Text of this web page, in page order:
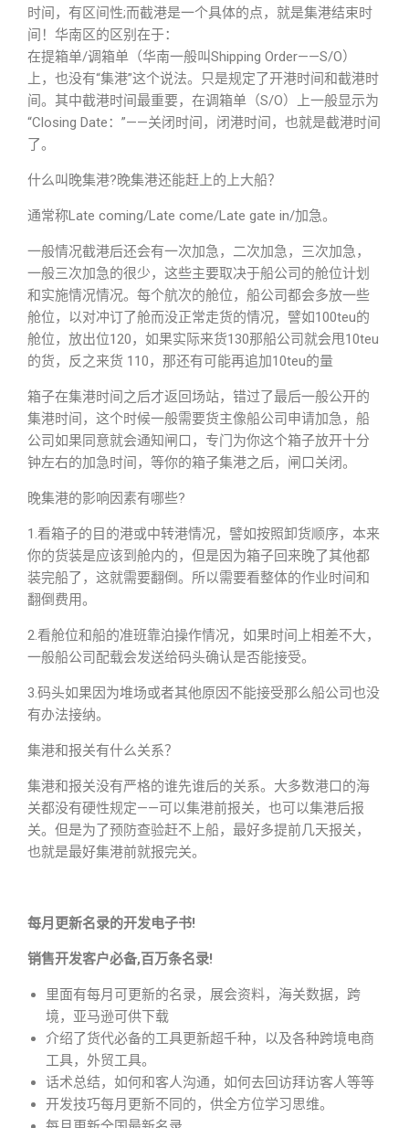
时间，有区间性;而截港是一个具体的点，就是集港结束时
间！华南区的区别在于：
在提箱单/调箱单（华南一般叫Shipping Order——S/O）
上，也没有“集港”这个说法。只是规定了开港时间和截港时
间。其中截港时间最重要，在调箱单（S/O）上一般显示为
“Closing Date：”——关闭时间，闭港时间，也就是截港时间
了。
什么叫晚集港?晚集港还能赶上的上大船？
通常称Late coming/Late come/Late gate in/加急。
一般情况截港后还会有一次加急，二次加急，三次加急，
一般三次加急的很少，这些主要取决于船公司的舱位计划
和实施情况情况。每个航次的舱位，船公司都会多放一些
舱位，以对冲订了舱而没正常走货的情况，譬如100teu的
舱位，放出位120，如果实际来货130那船公司就会甩10teu
的货，反之来货 110，那还有可能再追加10teu的量
箱子在集港时间之后才返回场站，错过了最后一般公开的
集港时间，这个时候一般需要货主像船公司申请加急，船
公司如果同意就会通知闸口，专门为你这个箱子放开十分
钟左右的加急时间，等你的箱子集港之后，闸口关闭。
晚集港的影响因素有哪些?
1.看箱子的目的港或中转港情况，譬如按照卸货顺序，本来
你的货装是应该到舱内的，但是因为箱子回来晚了其他都
装完船了，这就需要翻倒。所以需要看整体的作业时间和
翻倒费用。
2.看舱位和船的准班靠泊操作情况，如果时间上相差不大，
一般船公司配载会发送给码头确认是否能接受。
3.码头如果因为堆场或者其他原因不能接受那么船公司也没
有办法接纳。
集港和报关有什么关系？
集港和报关没有严格的谁先谁后的关系。大多数港口的海
关都没有硬性规定——可以集港前报关，也可以集港后报
关。但是为了预防查验赶不上船，最好多提前几天报关，
也就是最好集港前就报完关。
每月更新名录的开发电子书!
销售开发客户必备,百万条名录!
里面有每月可更新的名录，展会资料，海关数据，跨
境，亚马逊可供下载
介绍了货代必备的工具更新超千种，以及各种跨境电商
工具，外贸工具。
话术总结，如何和客人沟通，如何去回访拜访客人等等
开发技巧每月更新不同的，供全方位学习思维。